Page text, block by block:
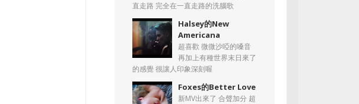
直走路 完全在一直走路的洗腦歌
Halsey的New
Americana
超喜歡 微微沙啞的嗓音
再加上有種世界末日來了
的感覺 很讓人印象深刻喔
Foxes的Better Love
新MV出來了 合聲加分 超